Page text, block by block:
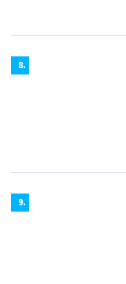
8.
9.